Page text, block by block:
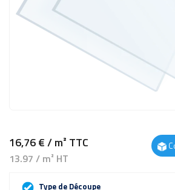
16,76 €/ m² TTC
13.97 / m² HT
Type de Découpe